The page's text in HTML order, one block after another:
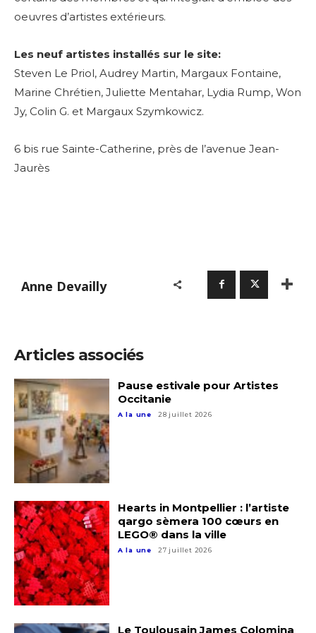
Adresse email*
Nom
Prénom
Adresse email*
oeuvres d’artistes extérieurs.
Les neuf artistes installés sur le site:
Steven Le Priol, Audrey Martin, Margaux Fontaine,
Marine Chrétien, Juliette Mentahar, Lydia Rump, Won
Jy, Colin G. et Margaux Szymkowicz.
6 bis rue Sainte-Catherine, près de l’avenue Jean-
Jaurès
Anne Devailly
Articles associés
Pause estivale pour Artistes
Occitanie
A la une 28 juillet 2026
Hearts in Montpellier : l’artiste
qargo sèmera 100 cœurs en
LEGO® dans la ville
A la une 27 juillet 2026
Le Toulousain James Colomina